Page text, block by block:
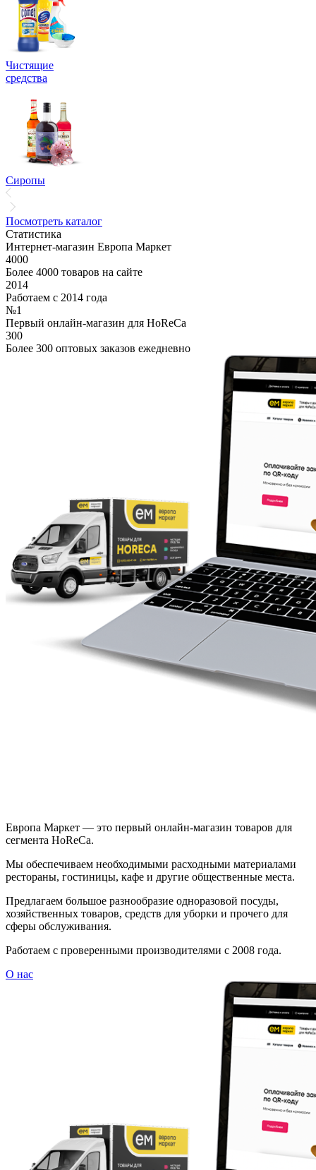
Чистящие
средства
Сиропы
Посмотреть каталог
Статистика
Интернет-магазин Европа Маркет
4000
Более 4000 товаров на сайте
2014
Работаем с 2014 года
№1
Первый онлайн-магазин для HoReCa
300
Более 300 оптовых заказов ежедневно
Европа Маркет — это первый онлайн-магазин товаров для
сегмента HoReCa.
Мы обеспечиваем необходимыми расходными материалами
рестораны, гостиницы, кафе и другие общественные места.
Предлагаем большое разнообразие одноразовой посуды,
хозяйственных товаров, средств для уборки и прочего для
сферы обслуживания.
Работаем с проверенными производителями с 2008 года.
О нас